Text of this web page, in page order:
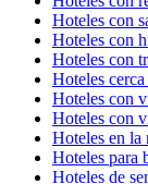
Hoteles con
Hoteles con
Hoteles con
Hoteles
Hoteles con
Hoteles con
Hoteles en la
Hoteles para
Hoteles de